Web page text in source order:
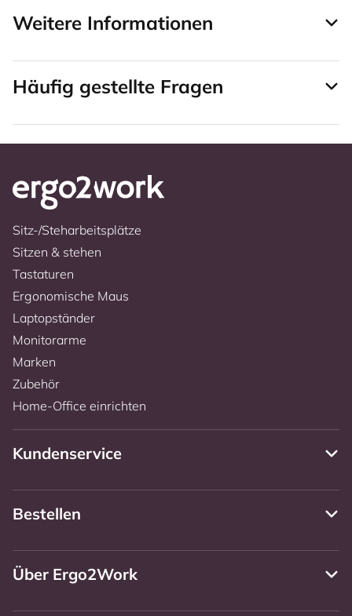
Weitere Informationen
Häufig gestellte Fragen
Sitz-/Steharbeitsplätze
Sitzen & stehen
Tastaturen
Ergonomische Maus
Laptopständer
Monitorarme
Marken
Zubehör
Home-Office einrichten
Kundenservice
Bestellen
Über Ergo2Work